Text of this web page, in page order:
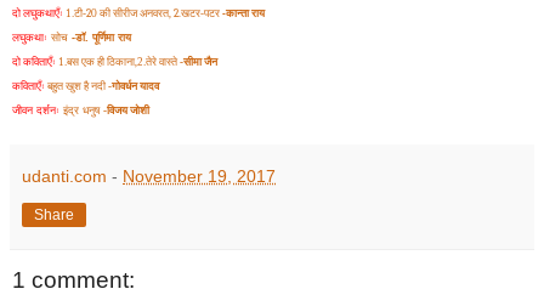
दो लघुकथाएँः 1.टी-20 की सीरीज अनवरत, 2.खटर-पटर -कान्ता राय
लघुकथाः सोच -डॉ. पूर्णिमा राय
दो कविताएँः 1.बस एक ही ठिकाना,2.तेरे वास्ते -सीमा जैन
कविताएँः बहुत खुश है नदी -गोवर्धन यादव
जीवन दर्शनः इंद्र धनुष -विजय जोशी
udanti.com - November 19, 2017
Share
1 comment: